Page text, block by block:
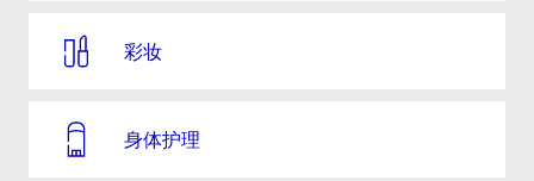
彩妆
身体护理